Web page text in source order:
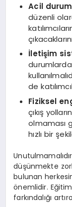
Acil
düzenli
İletişim
de
Fiziksel
çıkış
olmaması
hızlı bir
düşünmekte
bulunan
önemlidir.
farkındalığı